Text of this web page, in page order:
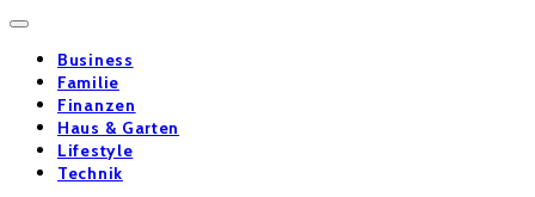
Business
Familie
Finanzen
Haus & Garten
Lifestyle
Technik